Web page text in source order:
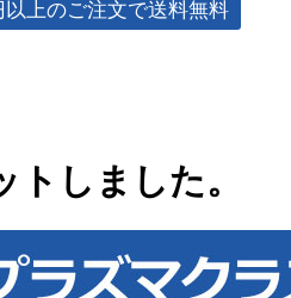
以上のご注文で送料無料
しました。